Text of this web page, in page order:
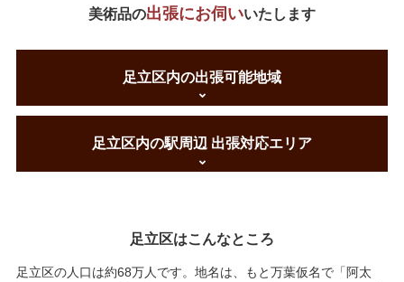
美術品の出張にお伺いいたします
足立区内の出張可能地域
足立区内の駅周辺 出張対応エリア
足立区はこんなところ
足立区の人口は約68万人です。地名は、もと万葉仮名で「阿太